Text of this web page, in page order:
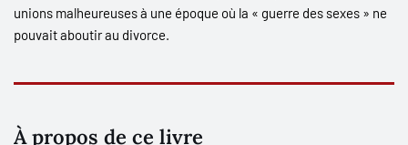
unions malheureuses à une époque où la « guerre des sexes » ne
pouvait aboutir au divorce.
À propos de ce livre